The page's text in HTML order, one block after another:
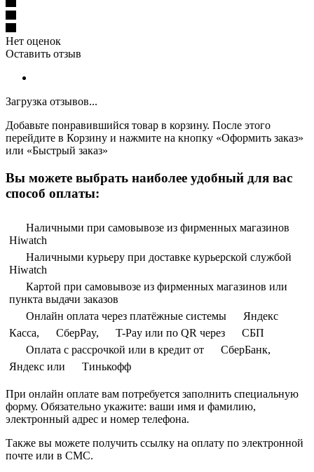
Нет оценок
Оставить отзыв
Загрузка отзывов...
Добавьте понравившийся товар в корзину. После этого
перейдите в Корзину и нажмите на кнопку «Оформить заказ»
или «Быстрый заказ»
Вы можете выбрать наиболее удобный для вас
способ оплаты:
Наличными при самовывозе из фирменных магазинов
Hiwatch
Наличными курьеру при доставке курьерской службой
Hiwatch
Картой при самовывозе из фирменных магазинов или
пункта выдачи заказов
Онлайн оплата через платёжные системы
Яндекс
Касса,
СберPay, T-Pay или по QR через
СБП
Оплата с рассрочкой или в кредит от
СберБанк,
Яндекс или
Тинькофф
При онлайн оплате вам потребуется заполнить специальную
форму. Обязательно укажите: ваши имя и фамилию,
электронный адрес и номер телефона.
Также вы можете получить ссылку на оплату по электронной
почте или в СМС.